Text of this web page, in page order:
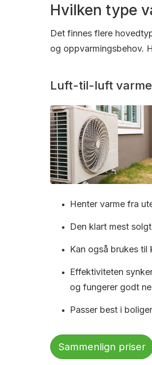
Hvilken type
Det finnes flere
og oppvarmingsbehov.
Luft-til-luft
Henter varme fra
Den klart mest
Kan også brukes til
Effektiviteten
og fungerer godt
Passer best i
Sammenlign priser